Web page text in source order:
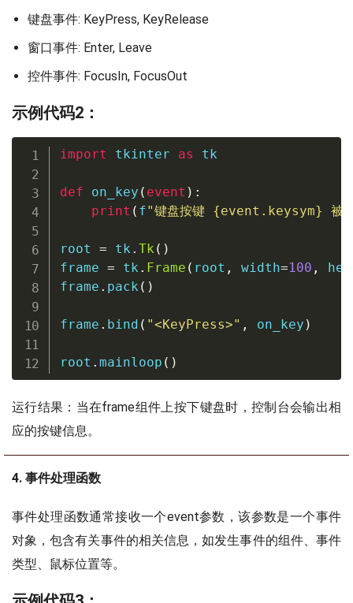
键盘事件: KeyPress, KeyRelease
窗口事件: Enter, Leave
控件事件: FocusIn, FocusOut
示例代码2：
import tkinter as tk
def on_key ( event ) :
print ( f"键盘按键 {event . keysym} 被
root = tk . Tk ( )
frame = tk . Frame ( root , width=100 ,
frame . pack ( )
frame . bind ( "<KeyPress>" , on_key )
root . mainloop ( )
运行结果：当在frame组件上按下键盘时，控制台会输出相
应的按键信息。
4. 事件处理函数
事件处理函数通常接收一个event参数，该参数是一个事件
对象，包含有关事件的相关信息，如发生事件的组件、事件
类型、鼠标位置等。